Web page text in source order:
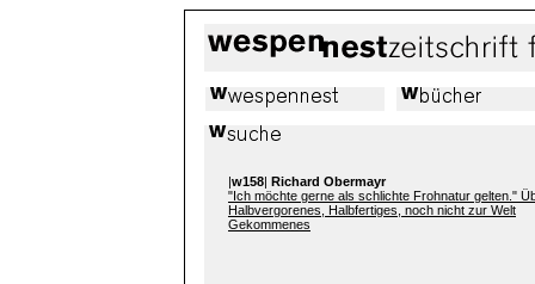
|w158| Richard Obermayr
"Ich möchte gerne als schlichte Frohnatur gelten."
Halbvergorenes, Halbfertiges, noch nicht zur Welt
Gekommenes